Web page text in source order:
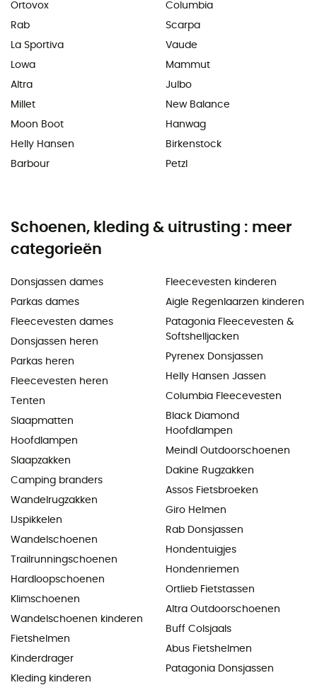
Ortovox
Rab
La Sportiva
Lowa
Altra
Millet
Moon Boot
Helly Hansen
Barbour
Columbia
Scarpa
Vaude
Mammut
Julbo
New Balance
Hanwag
Birkenstock
Petzl
Schoenen, kleding & uitrusting : meer
categorieën
Donsjassen dames
Parkas dames
Fleecevesten dames
Donsjassen heren
Parkas heren
Fleecevesten heren
Tenten
Slaapmatten
Hoofdlampen
Slaapzakken
Camping branders
Wandelrugzakken
IJspikkelen
Wandelschoenen
Trailrunningschoenen
Hardloopschoenen
Klimschoenen
Wandelschoenen kinderen
Fietshelmen
Kinderdrager
Kleding kinderen
Fleecevesten kinderen
Aigle Regenlaarzen kinderen
Patagonia Fleecevesten &
Softshelljacken
Pyrenex Donsjassen
Helly Hansen Jassen
Columbia Fleecevesten
Black Diamond
Hoofdlampen
Meindl Outdoorschoenen
Dakine Rugzakken
Assos Fietsbroeken
Giro Helmen
Rab Donsjassen
Hondentuigjes
Hondenriemen
Ortlieb Fietstassen
Altra Outdoorschoenen
Buff Colsjaals
Abus Fietshelmen
Patagonia Donsjassen